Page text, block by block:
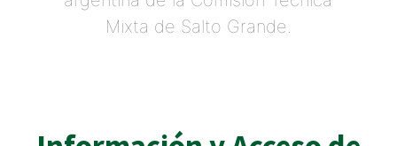
Mixta de Salto Grande.